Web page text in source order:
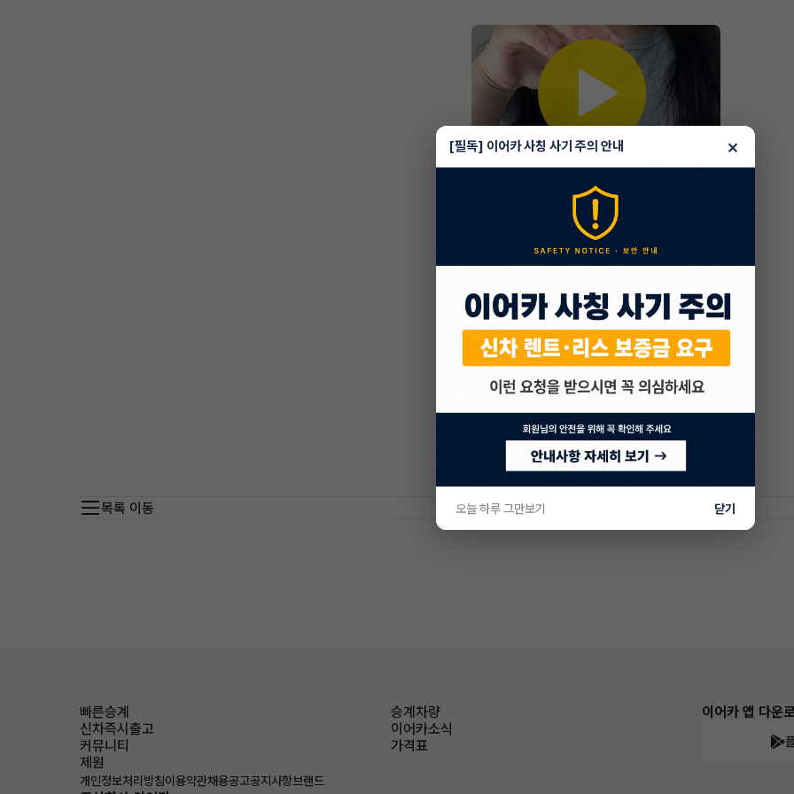
목록 이동
빠른승계
승계차량
신차즉시출고
이어카소식
커뮤니티
가격표
제원
이어카 앱 다운
개인정보처리방침이용약관채용공고공지사항브랜드
[필독] 이어카 사칭 사기 주의 안내 ×
오늘 하루 그만보기 닫기